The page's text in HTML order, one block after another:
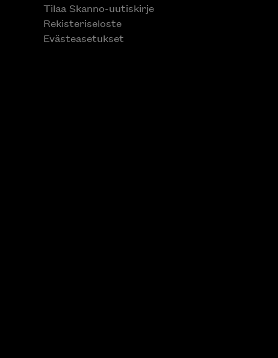
Tilaa Skanno-uutiskirje
Rekisteriseloste
Evästeasetukset